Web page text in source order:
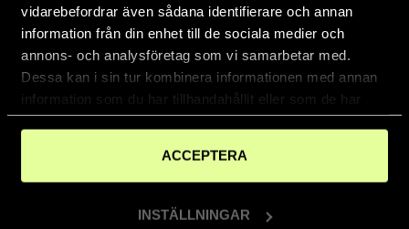
vidarebefordrar även sådana identifierare och annan
information från din enhet till de sociala medier och
annons- och analysföretag som vi samarbetar med.
Dessa kan i sin tur kombinera informationen med annan
information som du har tillhandahållit eller som de har
samlat in när du har använt deras tjänster.
ACCEPTERA
INSTÄLLNINGAR
EMILY NORLING: